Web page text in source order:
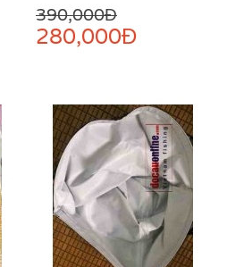
390,000Đ
280,000Đ